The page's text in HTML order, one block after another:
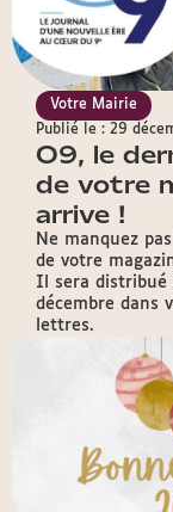
Votre Mairie
Publié le : 29
O9, le
de votre
arrive !
Ne manquez
de votre
Il sera distribué
décembre dans
lettres.